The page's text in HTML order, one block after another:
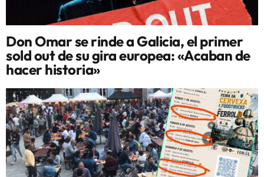
Don Omar se rinde a Galicia, el primer
sold out de su gira europea: «Acaban de
hacer historia»